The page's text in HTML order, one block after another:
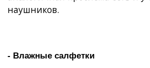
наушников.
- Влажные салфетки